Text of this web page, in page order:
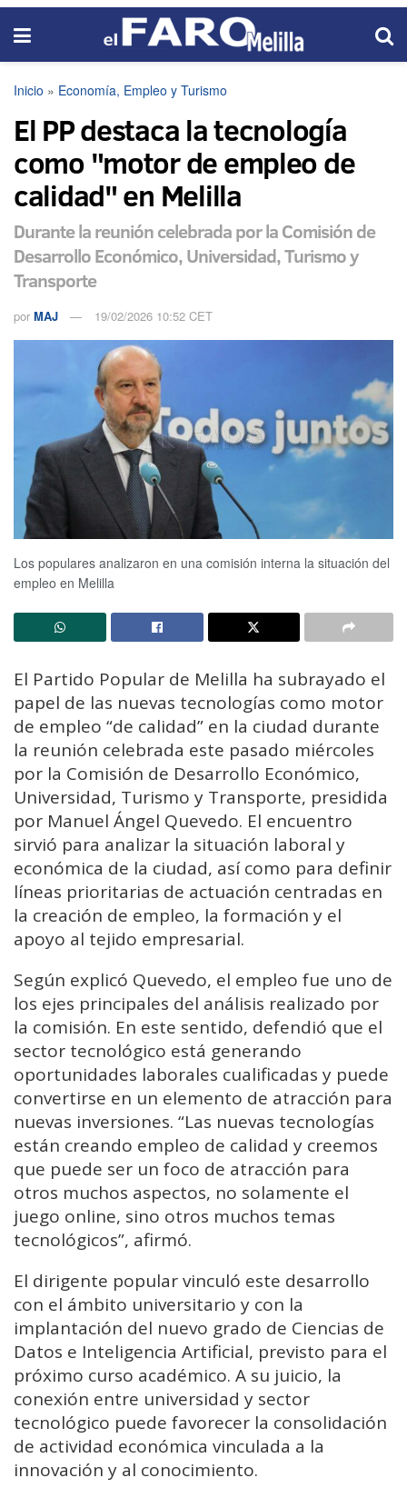
Inicio » Economía, Empleo y Turismo
El PP destaca la tecnología
como "motor de empleo de
calidad" en Melilla
Durante la reunión celebrada por la Comisión de
Desarrollo Económico, Universidad, Turismo y
Transporte
por MAJ 19/02/2026 10:52 CET
Los populares analizaron en una comisión interna la situación del
empleo en Melilla
El Partido Popular de Melilla ha subrayado el
papel de las nuevas tecnologías como motor
de empleo “de calidad” en la ciudad durante
la reunión celebrada este pasado miércoles
por la Comisión de Desarrollo Económico,
Universidad, Turismo y Transporte, presidida
por Manuel Ángel Quevedo. El encuentro
sirvió para analizar la situación laboral y
económica de la ciudad, así como para definir
líneas prioritarias de actuación centradas en
la creación de empleo, la formación y el
apoyo al tejido empresarial.
Según explicó Quevedo, el empleo fue uno de
los ejes principales del análisis realizado por
la comisión. En este sentido, defendió que el
sector tecnológico está generando
oportunidades laborales cualificadas y puede
convertirse en un elemento de atracción para
nuevas inversiones. “Las nuevas tecnologías
están creando empleo de calidad y creemos
que puede ser un foco de atracción para
otros muchos aspectos, no solamente el
juego online, sino otros muchos temas
tecnológicos”, afirmó.
El dirigente popular vinculó este desarrollo
con el ámbito universitario y con la
implantación del nuevo grado de Ciencias de
Datos e Inteligencia Artificial, previsto para el
próximo curso académico. A su juicio, la
conexión entre universidad y sector
tecnológico puede favorecer la consolidación
de actividad económica vinculada a la
innovación y al conocimiento.